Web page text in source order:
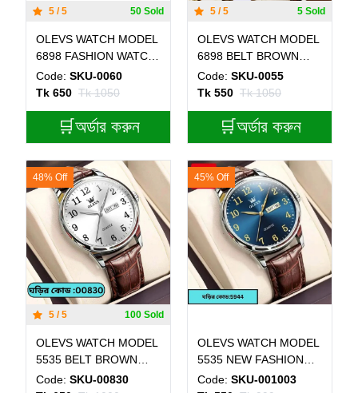
5 / 5 50 Sold
OLEVS WATCH MODEL
6898 FASHION WATCH
FOR MEN FULL BLACK
COLOUR WATCH FOR
Code: SKU-0060
Tk 650 Tk 1050
🛒অর্ডার করুন
5 / 5 5 Sold
OLEVS WATCH MODEL
6898 BELT BROWN
DIAL BLACK COLOUR
WATCH FOR MEN
Code: SKU-0055
Tk 550 Tk 1050
🛒অর্ডার করুন
48% Off
5 / 5 100 Sold
OLEVS WATCH MODEL
5535 BELT BROWN
DIAL WHITE COLOUR
Code: SKU-00830
45% Off
OLEVS WATCH MODEL
5535 NEW FASHION
WATCH FOR MEN BELT
Code: SKU-001003